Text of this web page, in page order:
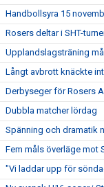
Handbollsyra 15
Rosers deltar i SHT-
Upplandslagsträning
Långt avbrott knäckte
Derbyseger för Rosers
Dubbla matcher lördag
Spänning och dramatik
Fem måls överläge mot
"Vi laddar upp för